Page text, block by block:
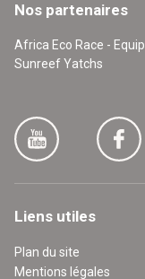
Nos partenaires
Africa Eco Race -
Sunreef Yatchs
Liens utiles
Plan du site
Mentions légales